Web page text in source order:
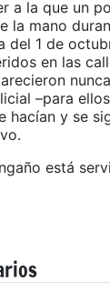
a la que un
la mano
del 1 de
en las
–para
hacían y se
está